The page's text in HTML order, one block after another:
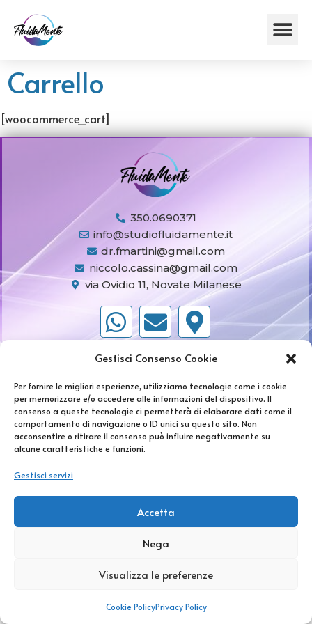
Gestisci Consenso Cookie
Per fornire le migliori esperienze, utilizziamo tecnologie come i cookie
per memorizzare e/o accedere alle informazioni del dispositivo. Il
consenso a queste tecnologie ci permetterà di elaborare dati come il
comportamento di navigazione o ID unici su questo sito. Non
acconsentire o ritirare il consenso può influire negativamente su
alcune caratteristiche e funzioni.
Gestisci servizi
Accetta
Nega
Visualizza le preferenze
Cookie PolicyPrivacy Policy
Carrello
[woocommerce_cart]
350.0690371
info@studiofluidamente.it
dr.fmartini@gmail.com
niccolo.cassina@gmail.com
via Ovidio 11, Novate Milanese
Copyright © 2025 FluidaMente. All Rights
Reserved.Privacy Policy|Cookie Policy